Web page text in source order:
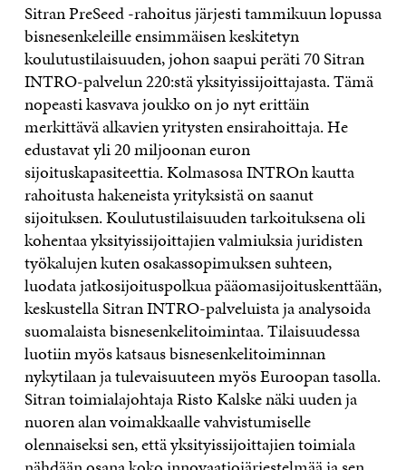
Sitran PreSeed -rahoitus järjesti tammikuun lopussa
bisnesenkeleille ensimmäisen keskitetyn
koulutustilaisuuden, johon saapui peräti 70 Sitran
INTRO-palvelun 220:stä yksityissijoittajasta. Tämä
nopeasti kasvava joukko on jo nyt erittäin
merkittävä alkavien yritysten ensirahoittaja. He
edustavat yli 20 miljoonan euron
sijoituskapasiteettia. Kolmasosa INTROn kautta
rahoitusta hakeneista yrityksistä on saanut
sijoituksen. Koulutustilaisuuden tarkoituksena oli
kohentaa yksityissijoittajien valmiuksia juridisten
työkalujen kuten osakassopimuksen suhteen,
luodata jatkosijoituspolkua pääomasijoituskenttään,
keskustella Sitran INTRO-palveluista ja analysoida
suomalaista bisnesenkelitoimintaa. Tilaisuudessa
luotiin myös katsaus bisnesenkelitoiminnan
nykytilaan ja tulevaisuuteen myös Euroopan tasolla.
Sitran toimialajohtaja Risto Kalske näki uuden ja
nuoren alan voimakkaalle vahvistumiselle
olennaiseksi sen, että yksityissijoittajien toimiala